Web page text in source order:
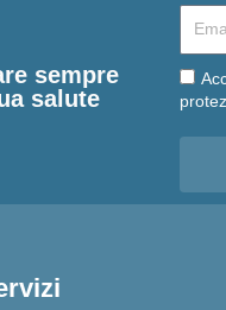
sempre
salute